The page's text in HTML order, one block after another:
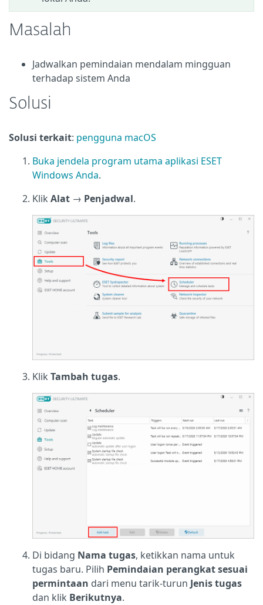
Masalah
Jadwalkan pemindaian mendalam mingguan
terhadap sistem Anda
Solusi
Solusi terkait: pengguna macOS
Buka jendela program utama aplikasi ESET
Windows Anda.
Klik Alat → Penjadwal.
Klik Tambah tugas.
Di bidang Nama tugas, ketikkan nama untuk
tugas baru. Pilih Pemindaian perangkat sesuai
permintaan dari menu tarik-turun Jenis tugas
dan klik Berikutnya.